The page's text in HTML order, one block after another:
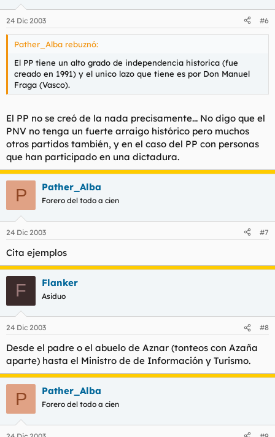
24 Dic 2003 #6
Pather_Alba rebuznó:
El PP tiene un alto grado de independencia historica (fue
creado en 1991) y el unico lazo que tiene es por Don Manuel
Fraga (Vasco).
El PP no se creó de la nada precisamente... No digo que el
PNV no tenga un fuerte arraigo histórico pero muchos
otros partidos también, y en el caso del PP con personas
que han participado en una dictadura.
P Pather_Alba
Forero del todo a cien
24 Dic 2003 #7
Cita ejemplos
F Flanker
Asiduo
24 Dic 2003 #8
Desde el padre o el abuelo de Aznar (tonteos con Azaña
aparte) hasta el Ministro de de Información y Turismo.
P Pather_Alba
Forero del todo a cien